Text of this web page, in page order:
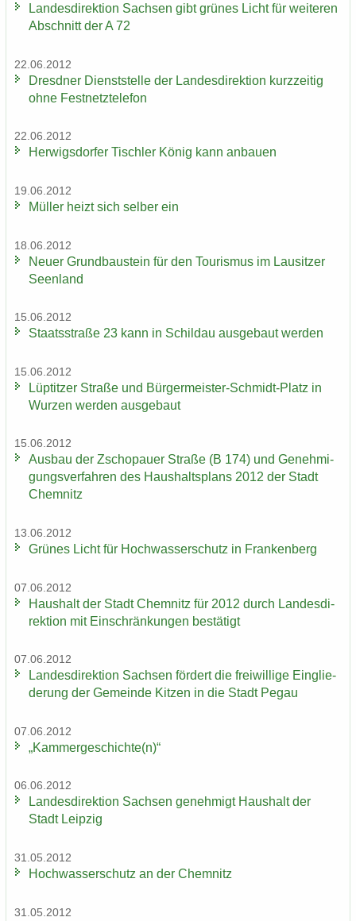
Lan­des­di­rek­ti­on Sach­sen gibt grü­nes Licht für wei­te­ren
Ab­schnitt der A 72
22.06.2012
Dresd­ner Dienst­stel­le der Lan­des­di­rek­ti­on kurz­zei­tig
ohne Fest­netz­te­le­fon
22.06.2012
Her­wigs­dor­fer Tisch­ler König kann an­bau­en
19.06.2012
Mül­ler heizt sich sel­ber ein
18.06.2012
Neuer Grund­bau­stein für den Tou­ris­mus im Lau­sit­zer
Se­en­land
15.06.2012
Staats­stra­ße 23 kann in Schildau aus­ge­baut wer­den
15.06.2012
Lüp­tit­zer Stra­ße und Bürgermeister-​Schmidt-Platz in
Wur­zen wer­den aus­ge­baut
15.06.2012
Aus­bau der Zscho­pau­er Stra­ße (B 174) und Ge­neh­mi­
gungs­ver­fah­ren des Haus­halts­plans 2012 der Stadt
Chem­nitz
13.06.2012
Grü­nes Licht für Hoch­was­ser­schutz in Fran­ken­berg
07.06.2012
Haus­halt der Stadt Chem­nitz für 2012 durch Lan­des­di­
rek­ti­on mit Ein­schrän­kun­gen be­stä­tigt
07.06.2012
Lan­des­di­rek­ti­on Sach­sen för­dert die frei­wil­li­ge Ein­glie­
de­rung der Ge­mein­de Kit­zen in die Stadt Pegau
07.06.2012
„Kam­mer­ge­schich­te(n)“
06.06.2012
Lan­des­di­rek­ti­on Sach­sen ge­neh­migt Haus­halt der
Stadt Leip­zig
31.05.2012
Hoch­was­ser­schutz an der Chem­nitz
31.05.2012